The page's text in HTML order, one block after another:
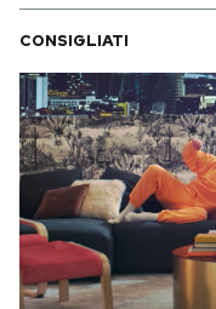
CONSIGLIATI